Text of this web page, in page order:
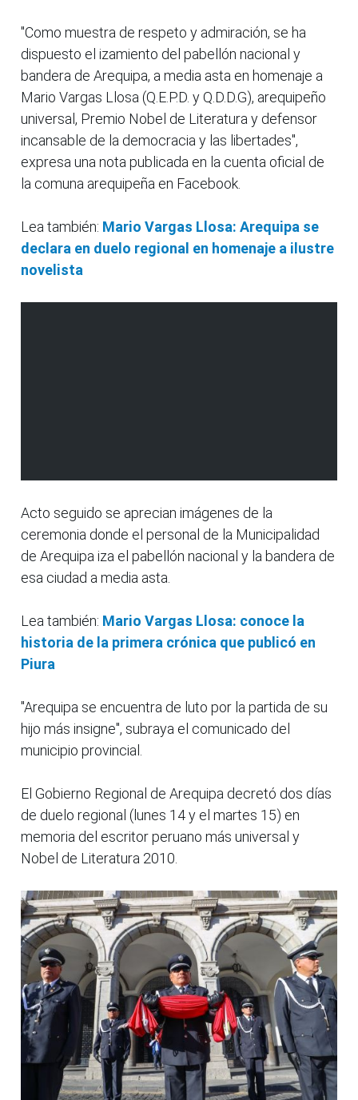
"Como muestra de respeto y admiración, se ha
dispuesto el izamiento del pabellón nacional y
bandera de Arequipa, a media asta en homenaje a
Mario Vargas Llosa (Q.E.P.D. y Q.D.D.G), arequipeño
universal, Premio Nobel de Literatura y defensor
incansable de la democracia y las libertades",
expresa una nota publicada en la cuenta oficial de
la comuna arequipeña en Facebook.
Lea también: Mario Vargas Llosa: Arequipa se
declara en duelo regional en homenaje a ilustre
novelista
Acto seguido se aprecian imágenes de la
ceremonia donde el personal de la Municipalidad
de Arequipa iza el pabellón nacional y la bandera de
esa ciudad a media asta.
Lea también: Mario Vargas Llosa: conoce la
historia de la primera crónica que publicó en
Piura
"Arequipa se encuentra de luto por la partida de su
hijo más insigne", subraya el comunicado del
municipio provincial.
El Gobierno Regional de Arequipa decretó dos días
de duelo regional (lunes 14 y el martes 15) en
memoria del escritor peruano más universal y
Nobel de Literatura 2010.